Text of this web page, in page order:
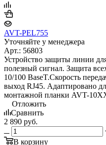
AVT-PEL755
Уточняйте у менеджера
Арт.: 56803
Устройство защиты линии
полезный сигнал. Защита
10/100 BaseT.Скорость
выход RJ45. Адаптировано
монтажной планки AVT-
Отложить
Сравнить
2 890 руб.
В корзину